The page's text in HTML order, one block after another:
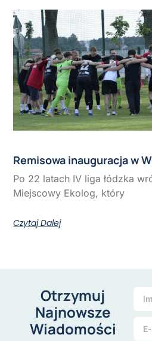
Remisowa inauguracja w
Po 22 latach IV liga łódzka
Miejscowy Ekolog, który
Czytaj Dalej
Otrzymuj
Najnowsze
Wiadomości